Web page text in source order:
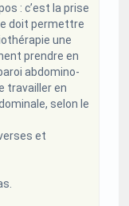
: c’est la prise
doit permettre
une
prendre en
abdomino-
travailler en
selon le
et